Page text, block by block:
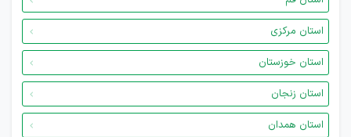
استان مرکزی
استان خوزستان
استان زنجان
استان همدان